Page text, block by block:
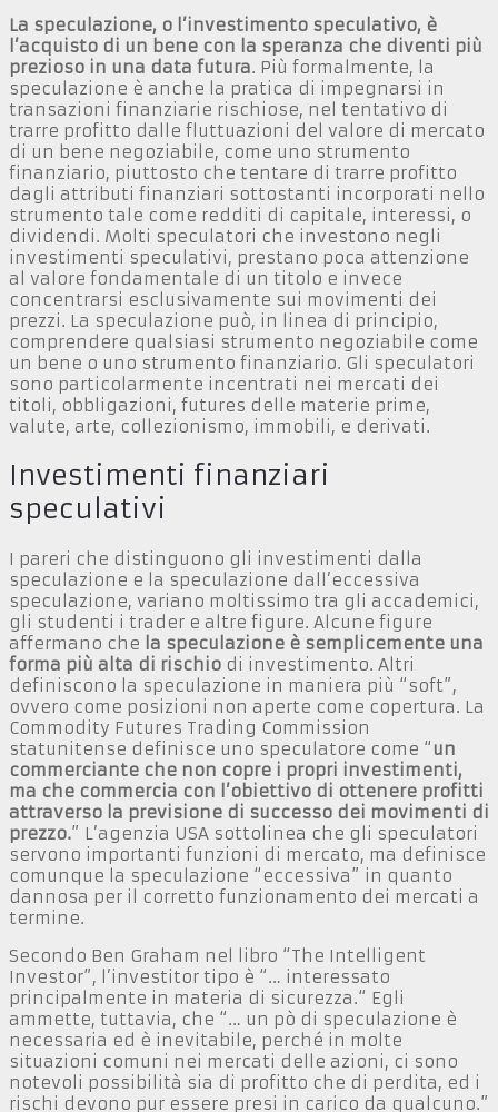
La speculazione, o l’investimento speculativo, è
l’acquisto di un bene con la speranza che diventi più
prezioso in una data futura. Più formalmente, la
speculazione è anche la pratica di impegnarsi in
transazioni finanziarie rischiose, nel tentativo di
trarre profitto dalle fluttuazioni del valore di mercato
di un bene negoziabile, come uno strumento
finanziario, piuttosto che tentare di trarre profitto
dagli attributi finanziari sottostanti incorporati nello
strumento tale come redditi di capitale, interessi, o
dividendi. Molti speculatori che investono negli
investimenti speculativi, prestano poca attenzione
al valore fondamentale di un titolo e invece
concentrarsi esclusivamente sui movimenti dei
prezzi. La speculazione può, in linea di principio,
comprendere qualsiasi strumento negoziabile come
un bene o uno strumento finanziario. Gli speculatori
sono particolarmente incentrati nei mercati dei
titoli, obbligazioni, futures delle materie prime,
valute, arte, collezionismo, immobili, e derivati.
Investimenti finanziari
speculativi
I pareri che distinguono gli investimenti dalla
speculazione e la speculazione dall’eccessiva
speculazione, variano moltissimo tra gli accademici,
gli studenti i trader e altre figure. Alcune figure
affermano che la speculazione è semplicemente una
forma più alta di rischio di investimento. Altri
definiscono la speculazione in maniera più “soft”,
ovvero come posizioni non aperte come copertura. La
Commodity Futures Trading Commission
statunitense definisce uno speculatore come “un
commerciante che non copre i propri investimenti,
ma che commercia con l’obiettivo di ottenere profitti
attraverso la previsione di successo dei movimenti di
prezzo.” L’agenzia USA sottolinea che gli speculatori
servono importanti funzioni di mercato, ma definisce
comunque la speculazione “eccessiva” in quanto
dannosa per il corretto funzionamento dei mercati a
termine.
Secondo Ben Graham nel libro “The Intelligent
Investor”, l’investitor tipo è “… interessato
principalmente in materia di sicurezza.“ Egli
ammette, tuttavia, che “… un pò di speculazione è
necessaria ed è inevitabile, perché in molte
situazioni comuni nei mercati delle azioni, ci sono
notevoli possibilità sia di profitto che di perdita, ed i
rischi devono pur essere presi in carico da qualcuno.”